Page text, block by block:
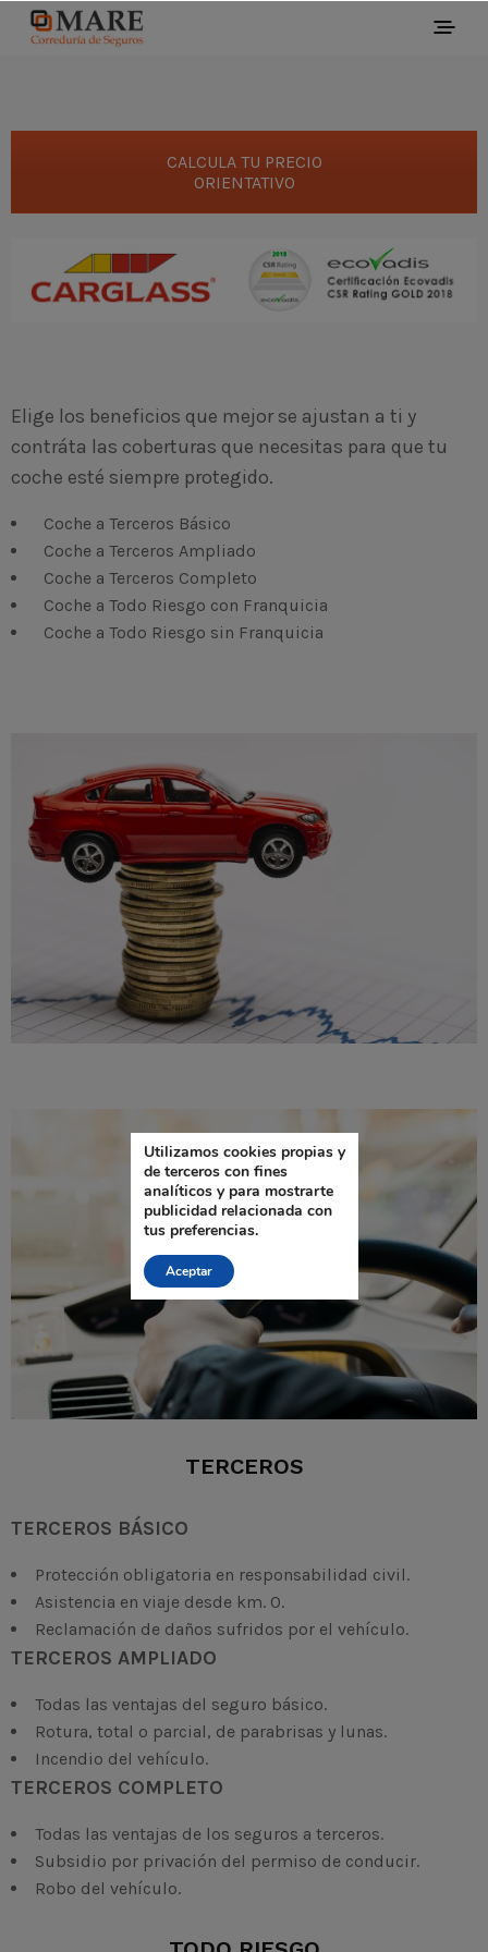
CALCULA TU PRECIO
ORIENTATIVO
Elige los beneficios que mejor se ajustan a ti y
contráta las coberturas que necesitas para que tu
coche esté siempre protegido.
Coche a Terceros Básico
Coche a Terceros Ampliado
Coche a Terceros Completo
Coche a Todo Riesgo con Franquicia
Coche a Todo Riesgo sin Franquicia
TERCEROS
TERCEROS BÁSICO
Protección obligatoria en responsabilidad civil.
Asistencia en viaje desde km. 0.
Reclamación de daños sufridos por el vehículo.
TERCEROS AMPLIADO
Todas las ventajas del seguro básico.
Rotura, total o parcial, de parabrisas y lunas.
Incendio del vehículo.
TERCEROS COMPLETO
Todas las ventajas de los seguros a terceros.
Subsidio por privación del permiso de conducir.
Robo del vehículo.
Utilizamos cookies propias y
de terceros con fines
analíticos y para mostrarte
publicidad relacionada con
tus preferencias.
Aceptar